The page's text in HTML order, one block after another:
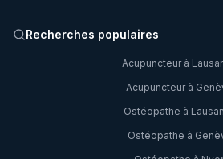
Recherches populaires
Acupuncteur à
Acupuncteur à
Ostéopathe à
Ostéopathe à